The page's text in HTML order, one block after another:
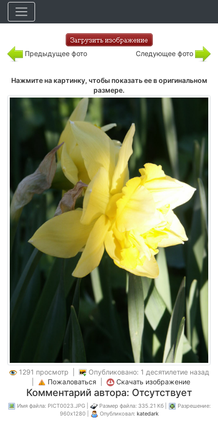
Предыдущее фото Следующее фото
Нажмите на картинку, чтобы показать ее в оригинальном
размере.
1291 просмотр |
Опубликовано: 1 десятилетие назад
Пожаловаться Скачать изображение
Комментарий автора: Отсутствует
Имя файла: PICT0023.JPG | Размер файла: 335.21 Кб |
Разрешение:
960x1280 |
Опубликовал: katedark